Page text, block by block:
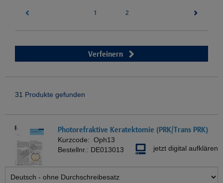
1 2(current)
Verfeinern
31 Produkte gefunden
Photorefraktive Keratektomie (PRK/Trans PRK)
Kurzcode: Oph13
Bestellnr.: DE013013 jetzt digital aufklären